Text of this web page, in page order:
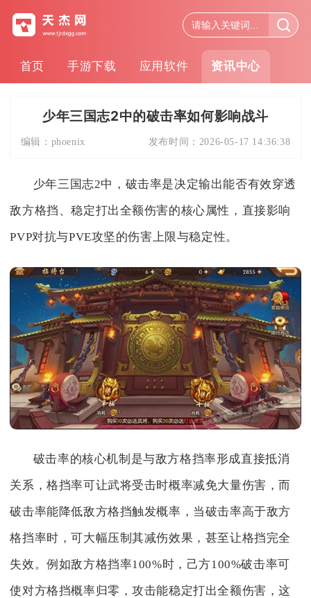
首页 手游下载 应用软件 资讯中心
少年三国志2中的破击率如何影响战斗
编辑： phoenix 发布时间： 2026-05-17 14:36:38
少年三国志2中，破击率是决定输出能否有效穿透
敌方格挡、稳定打出全额伤害的核心属性，直接影响
PVP对抗与PVE攻坚的伤害上限与稳定性。
破击率的核心机制是与敌方格挡率形成直接抵消
关系，格挡率可让武将受击时概率减免大量伤害，而
破击率能降低敌方格挡触发概率，当破击率高于敌方
格挡率时，可大幅压制其减伤效果，甚至让格挡完全
失效。例如敌方格挡率100%时，己方100%破击率可
使对方格挡概率归零，攻击能稳定打出全额伤害，这